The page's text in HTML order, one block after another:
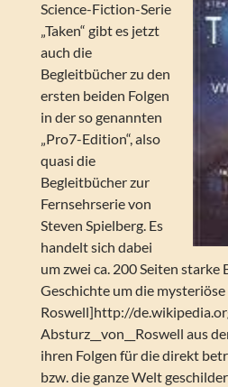
Science-Fiction-Serie
„Taken“ gibt es jetzt
auch die
Begleitbücher zu den
ersten beiden Folgen
in der so genannten
„Pro7-Edition“, also
quasi die
Begleitbücher zur
Fernsehrserie von
Steven Spielberg. Es
handelt sich dabei
um zwei ca. 200 Seiten starke
Geschichte um die
Roswell]http://
Absturz__von__Roswell aus
ihren Folgen für die direkt
bzw. die ganze Welt